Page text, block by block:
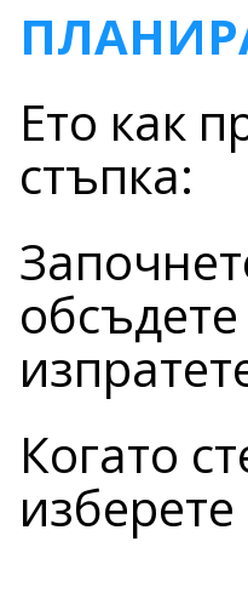
Ето как
стъпка:
Когато